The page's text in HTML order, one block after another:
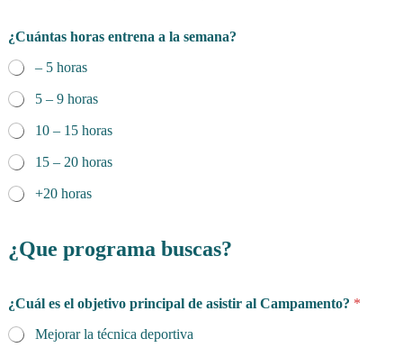
e
d
e
¿Cuántas horas entrena a la semana?
– 5 horas
5 – 9 horas
10 – 15 horas
15 – 20 horas
+20 horas
¿Que programa buscas?
¿Cuál es el objetivo principal de asistir al Campamento? *
Mejorar la técnica deportiva